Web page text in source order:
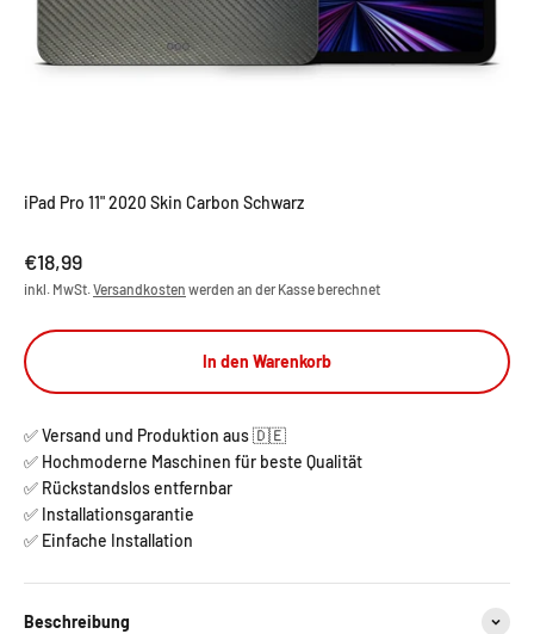
iPad Pro 11" 2020 Skin Carbon Schwarz
Angebot
€18,99
inkl. MwSt.Versandkosten werden an der Kasse berechnet
In den Warenkorb
✅ Versand und Produktion aus 🇩🇪
✅ Hochmoderne Maschinen für beste Qualität
✅ Rückstandslos entfernbar
✅ Installationsgarantie
✅ Einfache Installation
Beschreibung